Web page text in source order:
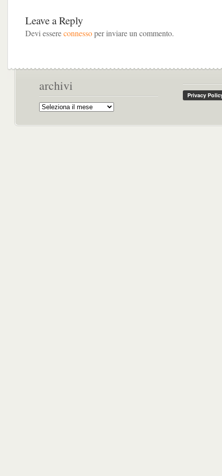
Leave a Reply
Devi essereconnessoper inviare un commento.
archivi
Archivi